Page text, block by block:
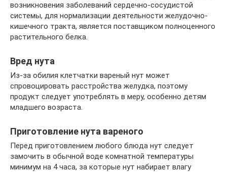
возникновения заболеваний сердечно-сосудистой
системы, для нормализации деятельности желудочно-
кишечного тракта, является поставщиком полноценного
растительного белка.
Вред нута
Из-за обилия клетчатки вареный нут может
спровоцировать расстройства желудка, поэтому
продукт следует употреблять в мeру, особенно детям
младшего возраста.
Приготовление нута вареного
Перед приготовлением любого блюда нут следует
замочить в обычной воде комнатной температуры
минимум на 4 часа, за которые нут набирает влагу